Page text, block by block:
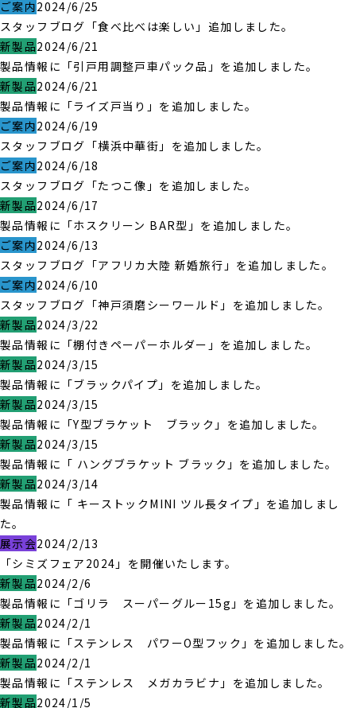
ご案内2024/6/25
スタッフブログ「食べ比べは楽しい」追加しました。
新製品2024/6/21
製品情報に「引戸用調整戸車パック品」を追加しました。
新製品2024/6/21
製品情報に「ライズ戸当り」を追加しました。
ご案内2024/6/19
スタッフブログ「横浜中華街」を追加しました。
ご案内2024/6/18
スタッフブログ「たつこ像」を追加しました。
新製品2024/6/17
製品情報に「ホスクリーン BAR型」を追加しました。
ご案内2024/6/13
スタッフブログ「アフリカ大陸 新婚旅行」を追加しました。
ご案内2024/6/10
スタッフブログ「神戸須磨シーワールド」を追加しました。
新製品2024/3/22
製品情報に「棚付きペーパーホルダー」を追加しました。
新製品2024/3/15
製品情報に「ブラックパイプ」を追加しました。
新製品2024/3/15
製品情報に「Y型ブラケット ブラック」を追加しました。
新製品2024/3/15
製品情報に「 ハングブラケット ブラック」を追加しました。
新製品2024/3/14
製品情報に「 キーストックMINI ツル長タイプ」を追加しまし
た。
展示会2024/2/13
「シミズフェア2024」を開催いたします。
新製品2024/2/6
製品情報に「ゴリラ スーパーグルー15g」を追加しました。
新製品2024/2/1
製品情報に「ステンレス パワーO型フック」を追加しました。
新製品2024/2/1
製品情報に「ステンレス メガカラビナ」を追加しました。
新製品2024/1/5